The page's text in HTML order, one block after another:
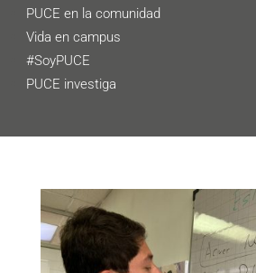
PUCE en la comunidad
Vida en campus
#SoyPUCE
PUCE investiga